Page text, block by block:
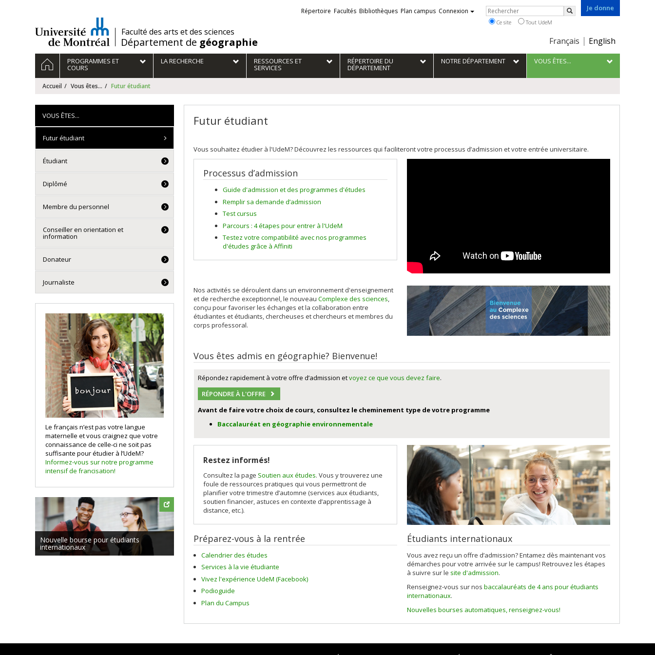
/Faculté des arts et des sciences
Département de géographie
Je donne
Choix
la
langue
Français English
Liens
externes
Répertoire Facultés Bibliothèques Plan campus Connexion Rechercher
Rechercher
Ce site Tout UdeM
Navigation
principale
ACCUEILPROGRAMMES ET
COURS
LA RECHERCHE RESSOURCES ET
SERVICES
RÉPERTOIRE DU
DÉPARTEMENT
NOTRE DÉPARTEMENT VOUS ÊTES...
Accueil Vous êtes... Futur étudiant
Futur étudiant
Vous souhaitez étudier à l'UdeM? Découvrez les ressources qui faciliteront votre processus d’admission et votre entrée universitaire.
Processus d’admission
Guide d'admission et des programmes d'études
Remplir sa demande d’admission
Test cursus
Parcours : 4 étapes pour entrer à l'UdeM
Testez votre compatibilité avec nos programmes
d'études grâce à Affiniti
Nos activités se déroulent dans un environnement d'enseignement
et de recherche exceptionnel, le nouveau Complexe des sciences,
conçu pour favoriser les échanges et la collaboration entre
étudiantes et étudiants, chercheuses et chercheurs et membres du
corps professoral.
Vous êtes admis en géographie? Bienvenue!
Répondez rapidement à votre offre d’admission etvoyez ce que vous devez faire.
RÉPONDRE À L'OFFRE
Avant de faire votre choix de cours, consultez le cheminement type de votre programme
Baccalauréat en géographie environnementale
Restez informés!
Consultez la page Soutien aux études. Vous y trouverez une
foule de ressources pratiques qui vous permettront de
planifier votre trimestre d’automne (services aux étudiants,
soutien financier, astuces en contexte d’apprentissage à
distance, etc.).
Préparez-vous à la rentrée
Calendrier des études
Services à la vie étudiante
Vivez l'expérience UdeM (Facebook)
Podioguide
Plan du Campus
Étudiants internationaux
Vous avez reçu un offre d’admission? Entamez dès maintenant vos
démarches pour votre arrivée sur le campus! Retrouvez les étapes
à suivre sur le site d'admission.
Renseignez-vous sur nos baccalauréats de 4 ans pour étudiants
internationaux.
Nouvelles bourses automatiques, renseignez-vous!
VOUS ÊTES...
Futur étudiant
Étudiant
Diplômé
Membre du personnel
Conseiller en orientation et
information
Donateur
Journaliste
Le français n’est pas votre langue
maternelle et vous craignez que votre
connaissance de celle-ci ne soit pas
suffisante pour étudier à l’UdeM?
Informez-vous sur notre programme
intensif de francisation!
Nouvelle bourse pour étudiants
internationaux